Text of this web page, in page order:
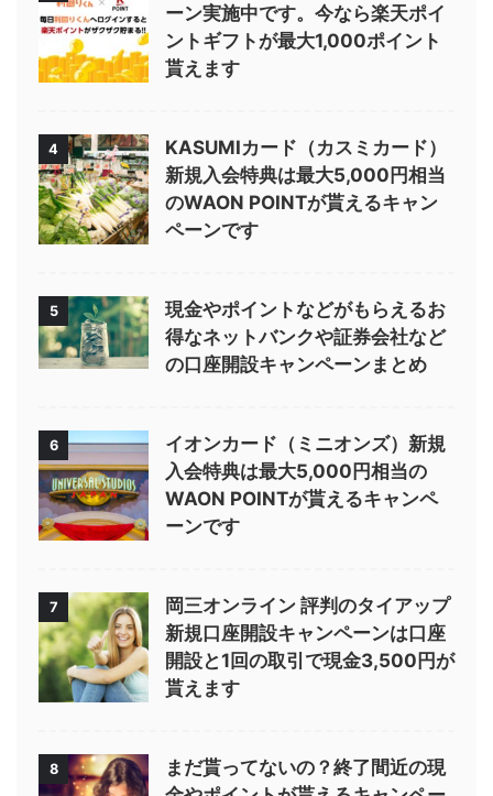
ーン実施中です。今なら楽天ポイ
ントギフトが最大1,000ポイント
貰えます
4
KASUMIカード（カスミカード）
新規入会特典は最大5,000円相当
のWAON POINTが貰えるキャン
ペーンです
5
現金やポイントなどがもらえるお
得なネットバンクや証券会社など
の口座開設キャンペーンまとめ
6
イオンカード（ミニオンズ）新規
入会特典は最大5,000円相当の
WAON POINTが貰えるキャンペ
ーンです
7
岡三オンライン 評判のタイアップ
新規口座開設キャンペーンは口座
開設と1回の取引で現金3,500円が
貰えます
8
まだ貰ってないの？終了間近の現